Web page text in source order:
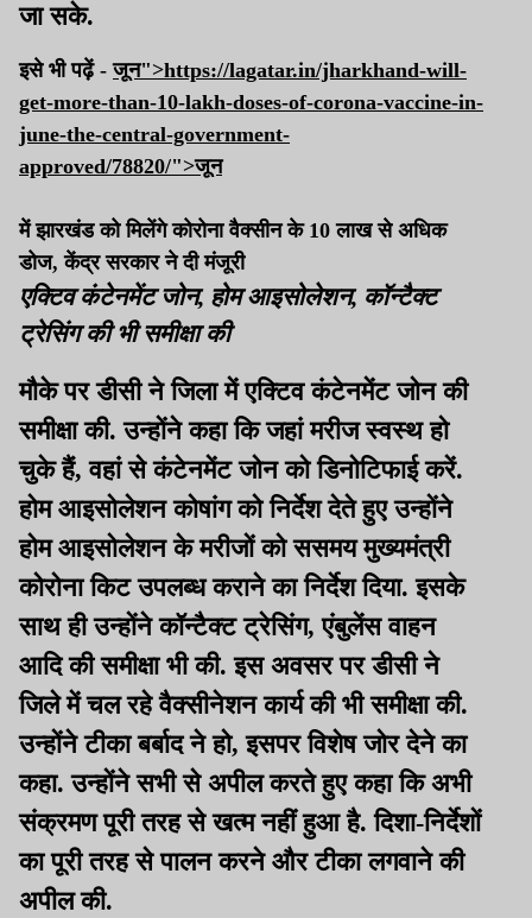
जा सके.
इसे भी पढ़ें -जून">https://lagatar.in/jharkhand-will-
get-more-than-10-lakh-doses-of-corona-vaccine-in-
june-the-central-government-
approved/78820/">जून
में झारखंड को मिलेंगे कोरोना वैक्सीन के 10 लाख से अधिक
डोज, केंद्र सरकार ने दी मंजूरी
एक्टिव कंटेनमेंट जोन, होम आइसोलेशन, कॉन्टैक्ट
ट्रेसिंग की भी समीक्षा की
मौके पर डीसी ने जिला में एक्टिव कंटेनमेंट जोन की
समीक्षा की. उन्होंने कहा कि जहां मरीज स्वस्थ हो
चुके हैं, वहां से कंटेनमेंट जोन को डिनोटिफाई करें.
होम आइसोलेशन कोषांग को निर्देश देते हुए उन्होंने
होम आइसोलेशन के मरीजों को ससमय मुख्यमंत्री
कोरोना किट उपलब्ध कराने का निर्देश दिया. इसके
साथ ही उन्होंने कॉन्टैक्ट ट्रेसिंग, एंबुलेंस वाहन
आदि की समीक्षा भी की. इस अवसर पर डीसी ने
जिले में चल रहे वैक्सीनेशन कार्य की भी समीक्षा की.
उन्होंने टीका बर्बाद ने हो, इसपर विशेष जोर देने का
कहा. उन्होंने सभी से अपील करते हुए कहा कि अभी
संक्रमण पूरी तरह से खत्म नहीं हुआ है. दिशा-निर्देशों
का पूरी तरह से पालन करने और टीका लगवाने की
अपील की.